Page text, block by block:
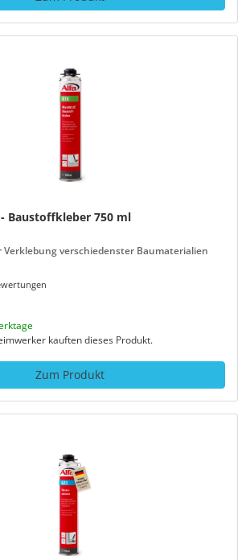
Baustoffkleber 750 ml
verschiedenster Baumaterialien
kauften dieses Produkt.
Zum Produkt